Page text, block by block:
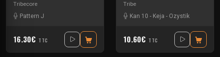
Tribecore
Pattern J
16.30€ TTC
Tribe
Kan 10 - Keja - Ozystik
10.60€ TTC